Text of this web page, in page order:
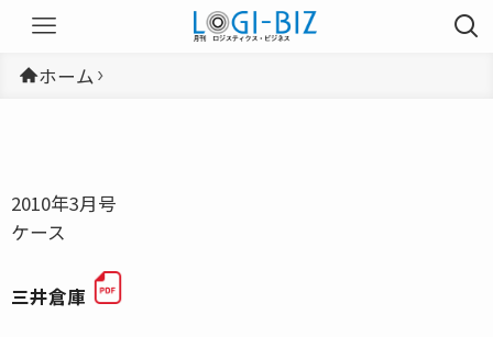
ホーム
2010年3月号
ケース
三井倉庫